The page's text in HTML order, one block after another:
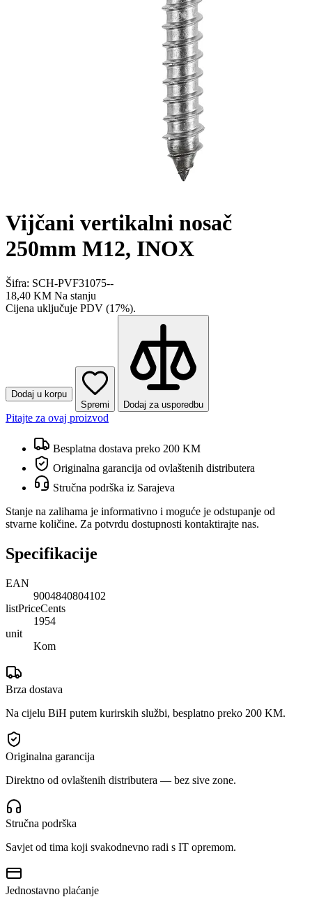
Vijčani vertikalni nosač
250mm M12, INOX
Šifra: SCH-PVF31075--
18,40 KM Na stanju
Cijena uključuje PDV (17%).
Dodaj u korpu
Spremi
Dodaj za usporedbu
Pitajte za ovaj proizvod
Besplatna dostava preko 200 KM
Originalna garancija od ovlaštenih distributera
Stručna podrška iz Sarajeva
Stanje na zalihama je informativno i moguće je odstupanje od
stvarne količine. Za potvrdu dostupnosti kontaktirajte nas.
Specifikacije
EAN
9004840804102
listPriceCents
1954
unit
Kom
Brza dostava
Na cijelu BiH putem kurirskih službi, besplatno preko 200 KM.
Originalna garancija
Direktno od ovlaštenih distributera — bez sive zone.
Stručna podrška
Savjet od tima koji svakodnevno radi s IT opremom.
Jednostavno plaćanje